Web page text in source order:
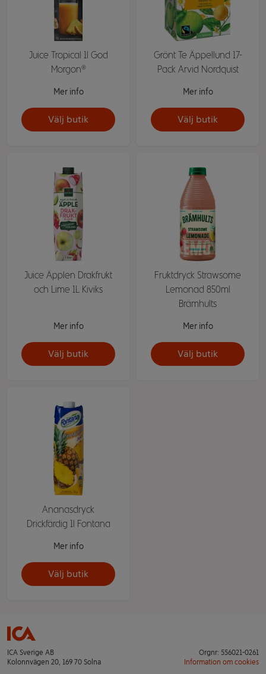
Juice Tropical 1l God
Morgon®
Mer info
Välj butik
Grönt Te Äppellund 17-
Pack Arvid Nordquist
Mer info
Välj butik
Juice Äpplen Drakfrukt
och Lime 1L Kiviks
Mer info
Välj butik
Fruktdryck Strawsome
Lemonad 850ml
Brämhults
Mer info
Välj butik
Ananasdryck
Drickfärdig 1l Fontana
Mer info
Välj butik
ICA Sverige AB
Kolonnvägen 20, 169 70 Solna
Orgnr: 556021-0261
Information om cookies